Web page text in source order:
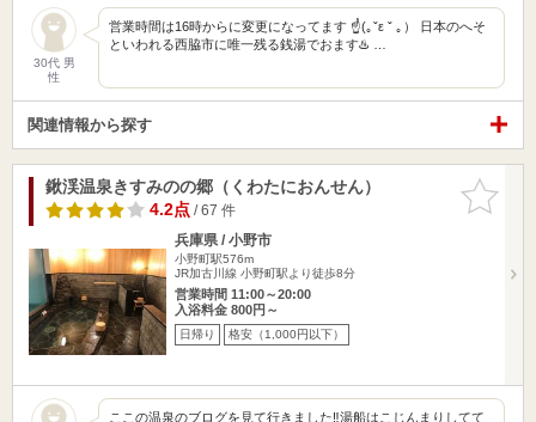
30代 男
性
営業時間は16時からに変更になってます ☝️(｡ˇε ˇ ｡） 日本のへそ
といわれる西脇市に唯一残る銭湯でおます♨️ …
関連情報から探す
お気に入
りに追加
鍬渓温泉きすみのの郷（くわたにおんせん）
4.2点/ 67 件
兵庫県 / 小野市
小野町駅576m
JR加古川線 小野町駅より徒歩8分
営業時間 11:00～20:00
入浴料金 800円～
日帰り 格安（1,000円以下）
ここの温泉のブログを見て行きました‼️湯船はこじんまりしてて